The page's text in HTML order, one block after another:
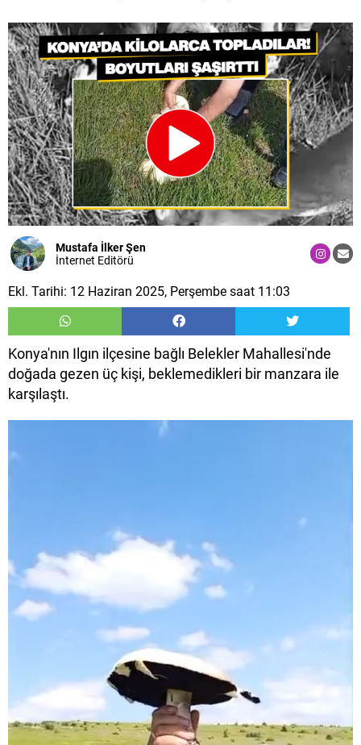
Mustafa İlker Şen
İnternet Editörü
Ekl. Tarihi: 12 Haziran 2025, Perşembe saat 11:03
Konya'nın Ilgın ilçesine bağlı Belekler Mahallesi'nde
doğada gezen üç kişi, beklemedikleri bir manzara ile
karşılaştı.